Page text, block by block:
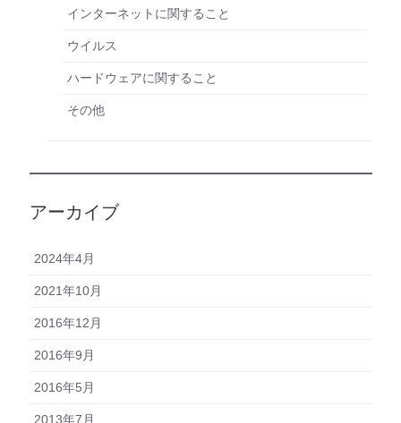
インターネットに関すること
ウイルス
ハードウェアに関すること
その他
アーカイブ
2024年4月
2021年10月
2016年12月
2016年9月
2016年5月
2013年7月